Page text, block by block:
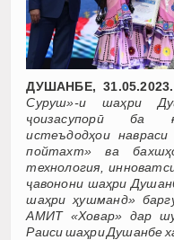
ДУШАНБЕ,
Суруш»-и шаҳри
ҷоизасупорӣ ба
истеъдодҳои
пойтахт» ва
технология,
ҷавонони шаҳри
шаҳри ҳушманд»
АМИТ «Ховар» дар
Раиси шаҳри Душанбе